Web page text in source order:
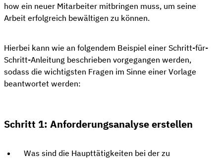
how ein neuer Mitarbeiter mitbringen muss, um seine
Arbeit erfolgreich bewältigen zu können.
Hierbei kann wie an folgendem Beispiel einer Schritt-für-
Schritt-Anleitung beschrieben vorgegangen werden,
sodass die wichtigsten Fragen im Sinne einer Vorlage
beantwortet werden:
Schritt 1: Anforderungsanalyse erstellen
Was sind die Haupttätigkeiten bei der zu